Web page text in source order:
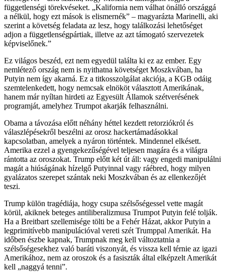
függetlenségi törekvéseket. „Kalifornia nem válhat önálló országgá
a nélkül, hogy ezt mások is elismernék” – magyarázta Marinelli, aki
szerint a követség feladata az lesz, hogy találkozási lehetőséget
adjon a függetlenségpártiak, illetve az azt támogató szervezetek
képviselőnek.”
Ez világos beszéd, ezt nem egyedül találta ki ez az ember. Egy
nemlétező ország nem is nyithatna követséget Moszkvában, ha
Putyin nem így akarná. Ez a titkosszolgálat akciója, a KGB odáig
szemtelenkedett, hogy nemcsak elnököt választott Amerikának,
hanem már nyíltan hirdeti az Egyesült Államok szétverésének
programját, amelyhez Trumpot akarják felhasználni.
Obama a távozása előtt néhány héttel kezdett retorziókról és
válaszlépésekről beszélni az orosz hackertámadásokkal
kapcsolatban, amelyek a nyáron történtek. Mindennel elkésett.
Amerika ezzel a gyengekezűségével teljesen magára és a világra
rántotta az oroszokat. Trump előtt két út áll: vagy engedi manipulálni
magát a hiúságának hízelgő Putyinnal vagy ráébred, hogy milyen
gyalázatos szerepet szántak neki Moszkvában és az ellenkezőjét
teszi.
Trump külön tragédiája, hogy csupa szélsőségessel vette magát
körül, akiknek beteges antiliberalizmusa Trumpot Putyin felé tolják.
Ha a Breitbart szellemisége tölti be a Fehér Házat, akkor Putyin a
legprimitívebb manipulációval vereti szét Trumppal Amerikát. Ha
időben észbe kapnak, Trumpnak meg kell változtatnia a
szélsőségesekhez való baráti viszonyát, és vissza kell térnie az igazi
Amerikához, nem az oroszok és a fasiszták által elképzelt Amerikát
kell „naggyá tenni”.